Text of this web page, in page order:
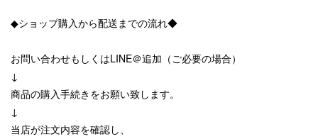
◆ショップ購入から配送までの流れ◆
お問い合わせもしくはLINE＠追加（ご必要の場合）
↓
商品の購入手続きをお願い致します。
↓
当店が注文内容を確認し、